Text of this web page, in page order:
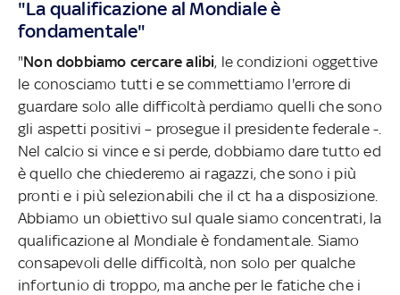
"La qualificazione al Mondiale è
fondamentale"
"Non dobbiamo cercare alibi, le condizioni oggettive
le conosciamo tutti e se commettiamo l'errore di
guardare solo alle difficoltà perdiamo quelli che sono
gli aspetti positivi – prosegue il presidente federale -.
Nel calcio si vince e si perde, dobbiamo dare tutto ed
è quello che chiederemo ai ragazzi, che sono i più
pronti e i più selezionabili che il ct ha a disposizione.
Abbiamo un obiettivo sul quale siamo concentrati, la
qualificazione al Mondiale è fondamentale. Siamo
consapevoli delle difficoltà, non solo per qualche
infortunio di troppo, ma anche per le fatiche che i